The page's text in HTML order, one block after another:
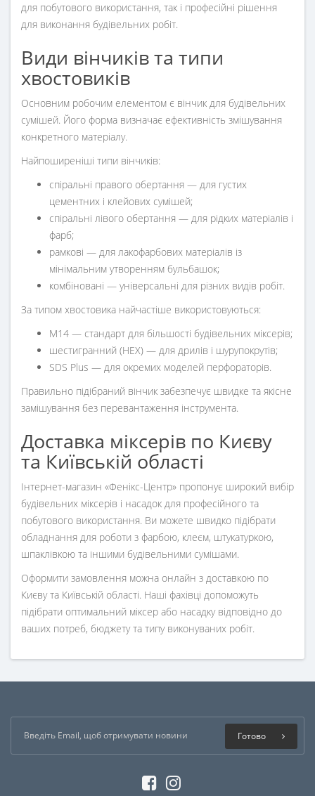
для побутового використання, так і професійні рішення
для виконання будівельних робіт.
Види вінчиків та типи
хвостовиків
Основним робочим елементом є вінчик для будівельних
сумішей. Його форма визначає ефективність змішування
конкретного матеріалу.
Найпоширеніші типи вінчиків:
спіральні правого обертання — для густих
цементних і клейових сумішей;
спіральні лівого обертання — для рідких матеріалів і
фарб;
рамкові — для лакофарбових матеріалів із
мінімальним утворенням бульбашок;
комбіновані — універсальні для різних видів робіт.
За типом хвостовика найчастіше використовуються:
M14 — стандарт для більшості будівельних міксерів;
шестигранний (HEX) — для дрилів і шурупокрутів;
SDS Plus — для окремих моделей перфораторів.
Правильно підібраний вінчик забезпечує швидке та якісне
замішування без перевантаження інструмента.
Доставка міксерів по Києву
та Київській області
Інтернет-магазин «Фенікс-Центр» пропонує широкий вибір
будівельних міксерів і насадок для професійного та
побутового використання. Ви можете швидко підібрати
обладнання для роботи з фарбою, клеєм, штукатуркою,
шпаклівкою та іншими будівельними сумішами.
Оформити замовлення можна онлайн з доставкою по
Києву та Київській області. Наші фахівці допоможуть
підібрати оптимальний міксер або насадку відповідно до
ваших потреб, бюджету та типу виконуваних робіт.
Готово